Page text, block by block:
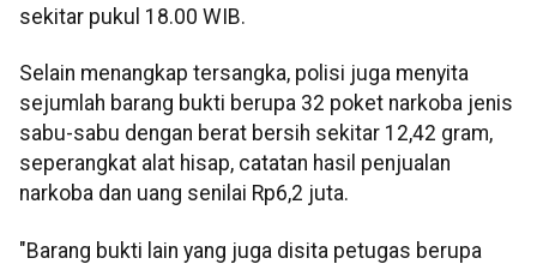
sekitar pukul 18.00 WIB.
Selain menangkap tersangka, polisi juga menyita
sejumlah barang bukti berupa 32 poket narkoba jenis
sabu-sabu dengan berat bersih sekitar 12,42 gram,
seperangkat alat hisap, catatan hasil penjualan
narkoba dan uang senilai Rp6,2 juta.
"Barang bukti lain yang juga disita petugas berupa